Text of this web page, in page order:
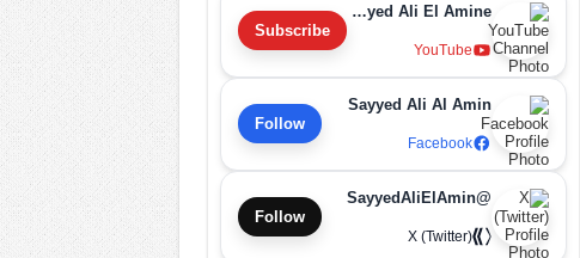
Sayyed Ali El Amine
YouTube
Subscribe
Sayyed Ali Al Amin
Facebook
Follow
@SayyedAliElAmin
X (Twitter)
Follow